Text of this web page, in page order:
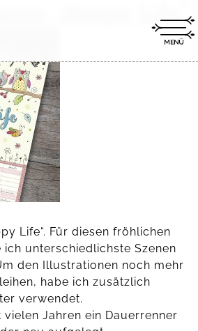
„Happy Life“
Life“. Für diesen fröhlichen
unterschiedlichste Szenen
den Illustrationen noch mehr
habe ich zusätzlich
verwendet.
vielen Jahren ein Dauerrenner